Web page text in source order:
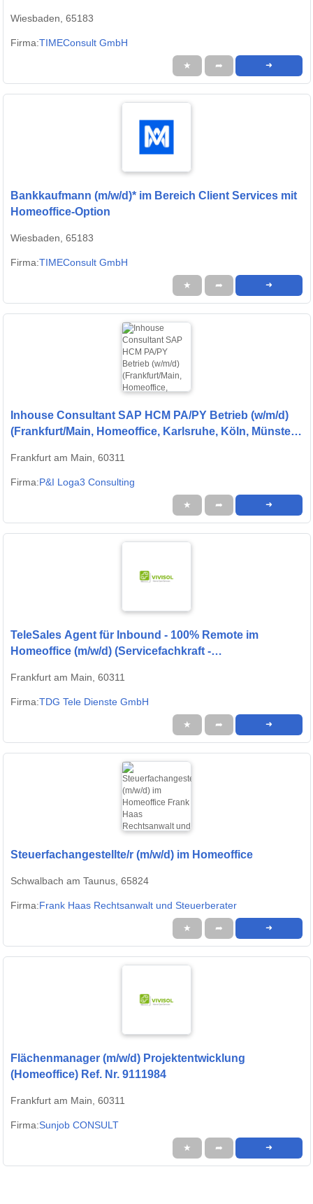
Wiesbaden, 65183
Firma:TIMEConsult GmbH
★ ➦ ➜
Bankkaufmann (m/w/d)* im Bereich Client Services mit
Homeoffice-Option
Wiesbaden, 65183
Firma:TIMEConsult GmbH
★ ➦ ➜
Inhouse Consultant SAP HCM PA/PY Betrieb (w/m/d)
(Frankfurt/Main, Homeoffice, Karlsruhe, Köln, Münster)
Frankfurt am Main, 60311
Firma:P&I Loga3 Consulting
★ ➦ ➜
TeleSales Agent für Inbound - 100% Remote im
Homeoffice (m/w/d) (Servicefachkraft -
Frankfurt am Main, 60311
Firma:TDG Tele Dienste GmbH
★ ➦ ➜
Steuerfachangestellte/r (m/w/d) im Homeoffice
Schwalbach am Taunus, 65824
Firma:Frank Haas Rechtsanwalt und Steuerberater
★ ➦ ➜
Flächenmanager (m/w/d) Projektentwicklung
(Homeoffice) Ref. Nr. 9111984
Frankfurt am Main, 60311
Firma:Sunjob CONSULT
★ ➦ ➜